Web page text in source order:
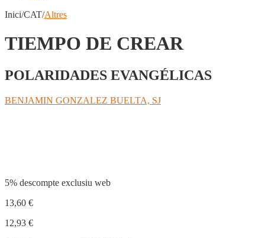
Inici/CAT/Altres
TIEMPO DE CREAR
POLARIDADES EVANGÉLICAS
BENJAMIN GONZALEZ BUELTA, SJ
5% descompte exclusiu web
13,60 €
12,93 €